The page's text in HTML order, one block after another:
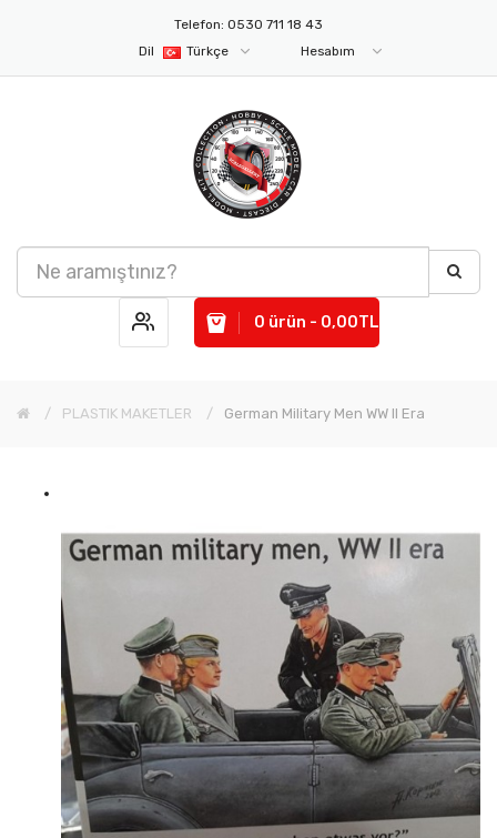
Telefon: 0530 711 18 43
Dil
Türkçe Hesabım
0 ürün - 0,00TL
PLASTIK MAKETLER German Military Men WW II Era